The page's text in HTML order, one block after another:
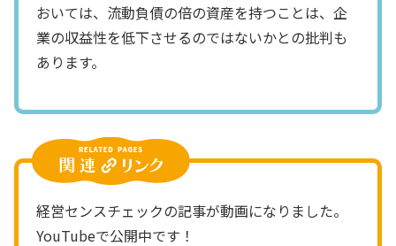
おいては、流動負債の倍の資産を持つことは、企
業の収益性を低下させるのではないかとの批判も
あります。
経営センスチェックの記事が動画になりました。
YouTubeで公開中です！